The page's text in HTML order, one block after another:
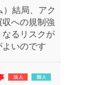
結局、アク
への規制強
るリスクが
いのです